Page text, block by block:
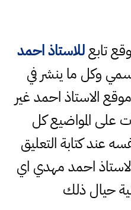
تابعللاستاذ احمد
وكل ما ينشر في
الاستاذ احمد غير
على المواضيع كل
كتابة التعليق
احمد مهدي اي
حيال ذلك